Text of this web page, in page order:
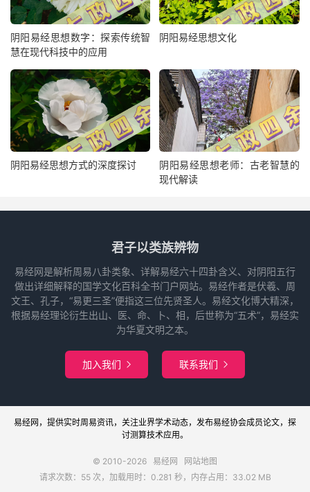
阴阳易经思想数字：探索传统智
慧在现代科技中的应用
阴阳易经思想文化
阴阳易经思想方式的深度探讨
阴阳易经思想老师：古老智慧的
现代解读
君子以类族辨物
易经网是解析周易八卦类象、详解易经六十四卦含义、对阴阳五行
做出详细解释的国学文化百科全书门户网站。易经作者是伏羲、周
文王、孔子，“易更三圣”便指这三位先贤圣人。易经文化博大精深，
根据易经理论衍生出山、医、命、卜、相，后世称为“五术”，易经实
为华夏文明之本。
加入我们  联系我们 
易经网 ，提供实时周易资讯，关注业界学术动态，发布易经协会成员论文，探
讨测算技术应用。
© 2010-2026 易经网
网站地图
请求次数：55 次，加载用时：0.281 秒，内存占用：33.02 MB